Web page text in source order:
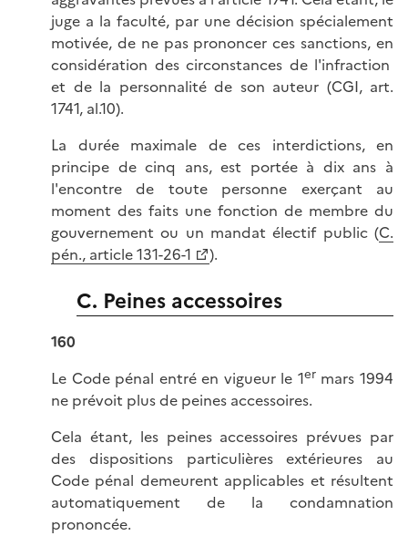
juge a la faculté, par une décision spécialement
motivée, de ne pas prononcer ces sanctions, en
considération des circonstances de l'infraction
et de la personnalité de son auteur (CGI, art.
1741, al.10).
La durée maximale de ces interdictions, en
principe de cinq ans, est portée à dix ans à
l'encontre de toute personne exerçant au
moment des faits une fonction de membre du
gouvernement ou un mandat électif public (C.
pén., article 131-26-1
).
C. Peines accessoires
160
Le Code pénal entré en vigueur le 1ermars 1994
ne prévoit plus de peines accessoires.
Cela étant, les peines accessoires prévues par
des dispositions particulières extérieures au
Code pénal demeurent applicables et résultent
automatiquement de la condamnation
prononcée.